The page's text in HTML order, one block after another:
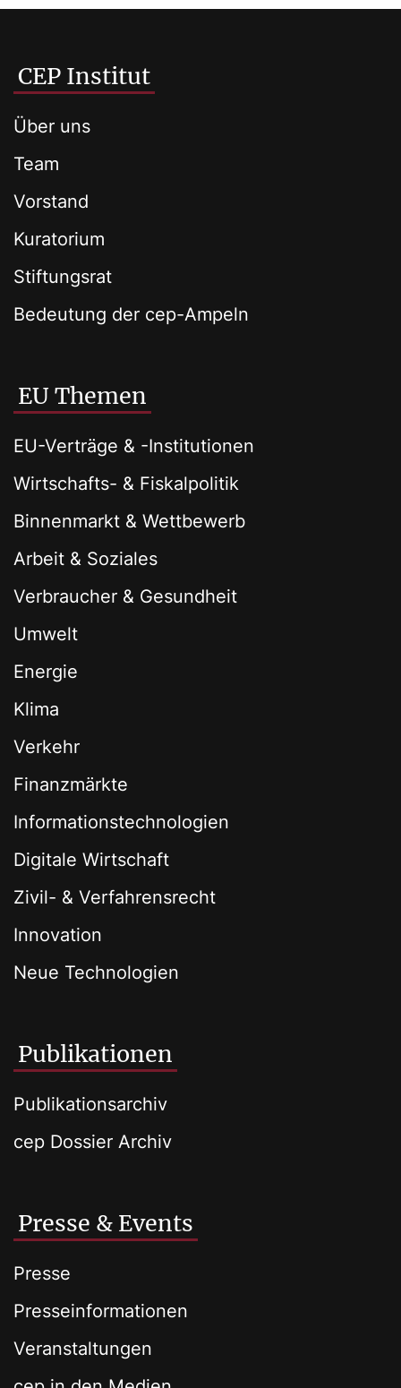
CEP Institut
Über uns
Team
Vorstand
Kuratorium
Stiftungsrat
Bedeutung der cep-Ampeln
EU Themen
EU-Verträge & -Institutionen
Wirtschafts- & Fiskalpolitik
Binnenmarkt & Wettbewerb
Arbeit & Soziales
Verbraucher & Gesundheit
Umwelt
Energie
Klima
Verkehr
Finanzmärkte
Informationstechnologien
Digitale Wirtschaft
Zivil- & Verfahrensrecht
Innovation
Neue Technologien
Publikationen
Publikationsarchiv
cep Dossier Archiv
Presse & Events
Presse
Presseinformationen
Veranstaltungen